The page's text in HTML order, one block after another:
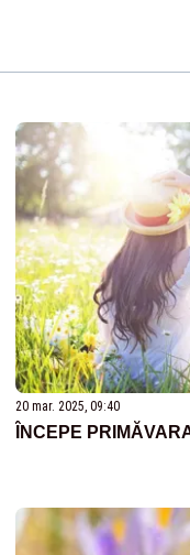
20 mar. 2025, 09:40
ÎNCEPE